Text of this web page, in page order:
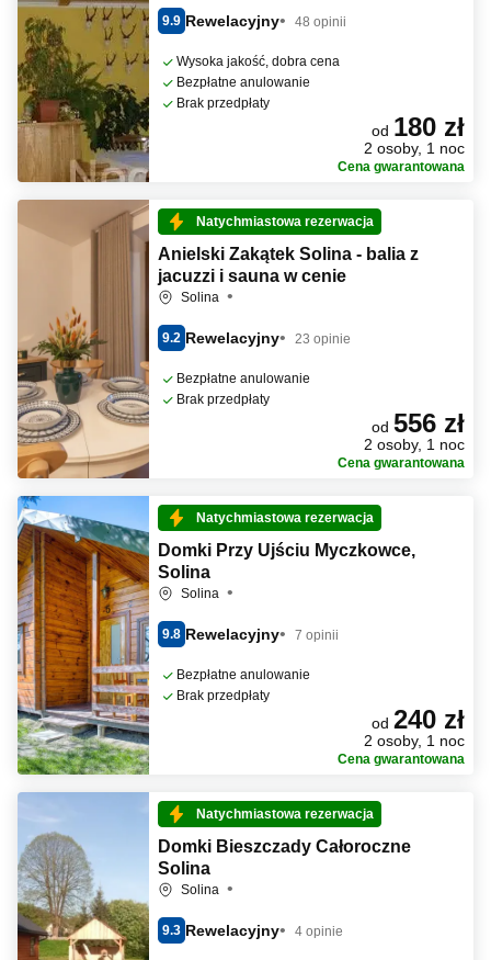
9.9 Rewelacyjny 48 opinii
Wysoka jakość, dobra cena
Bezpłatne anulowanie
Brak przedpłaty
od 180 zł
2 osoby, 1 noc
Cena gwarantowana
Natychmiastowa rezerwacja
Anielski Zakątek Solina - balia z
jacuzzi i sauna w cenie
Solina
9.2 Rewelacyjny 23 opinie
Bezpłatne anulowanie
Brak przedpłaty
od 556 zł
2 osoby, 1 noc
Cena gwarantowana
Natychmiastowa rezerwacja
Domki Przy Ujściu Myczkowce,
Solina
Solina
9.8 Rewelacyjny 7 opinii
Bezpłatne anulowanie
Brak przedpłaty
od 240 zł
2 osoby, 1 noc
Cena gwarantowana
Natychmiastowa rezerwacja
Domki Bieszczady Całoroczne
Solina
Solina
9.3 Rewelacyjny 4 opinie